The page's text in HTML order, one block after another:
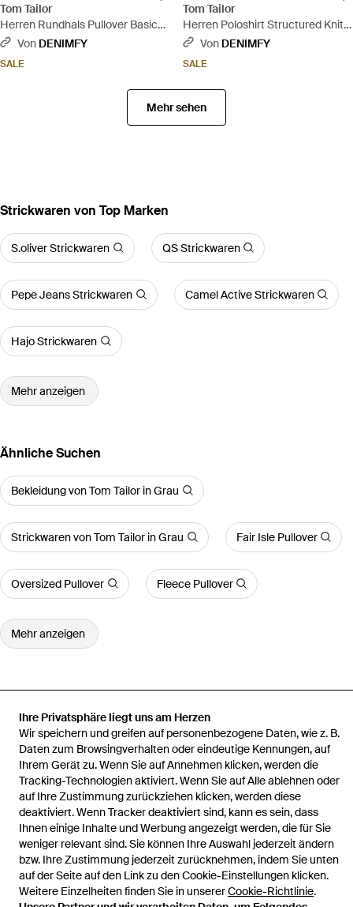
Ihre Privatsphäre liegt uns am Herzen
Wir speichern und greifen auf personenbezogene Daten, wie z. B.
Daten zum Browsingverhalten oder eindeutige Kennungen, auf
Ihrem Gerät zu. Wenn Sie auf Annehmen klicken, werden die
Tracking-Technologien aktiviert. Wenn Sie auf Alle ablehnen oder
auf Ihre Zustimmung zurückziehen klicken, werden diese
deaktiviert. Wenn Tracker deaktiviert sind, kann es sein, dass
Ihnen einige Inhalte und Werbung angezeigt werden, die für Sie
weniger relevant sind. Sie können Ihre Auswahl jederzeit ändern
bzw. Ihre Zustimmung jederzeit zurücknehmen, indem Sie unten
auf der Seite auf den Link zu den Cookie-Einstellungen klicken.
Weitere Einzelheiten finden Sie in unsererCookie-Richtlinie.
Tom Tailor
Herren Rundhals Pullover Basic
Crewneck Knit - Blau
Von DENIMFY
SALE
Tom Tailor
Herren Poloshirt Structured Knit
Polo - Weiß
Von DENIMFY
SALE
Mehr sehen
Strickwaren von Top Marken
S.oliver Strickwaren QS Strickwaren
Pepe Jeans Strickwaren Camel Active Strickwaren
Hajo Strickwaren
Mehr anzeigen
Ähnliche Suchen
Bekleidung von Tom Tailor in Grau
Strickwaren von Tom Tailor in Grau Fair Isle Pullover
Oversized Pullover Fleece Pullover
Mehr anzeigen
Startseite Herren Strickwaren
Herren Rundhals Pullover
Structured Knit
Hilfe und Informationen